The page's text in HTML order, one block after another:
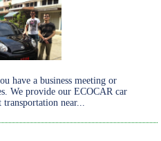
have a business meeting or
We provide our ECOCAR car
near...